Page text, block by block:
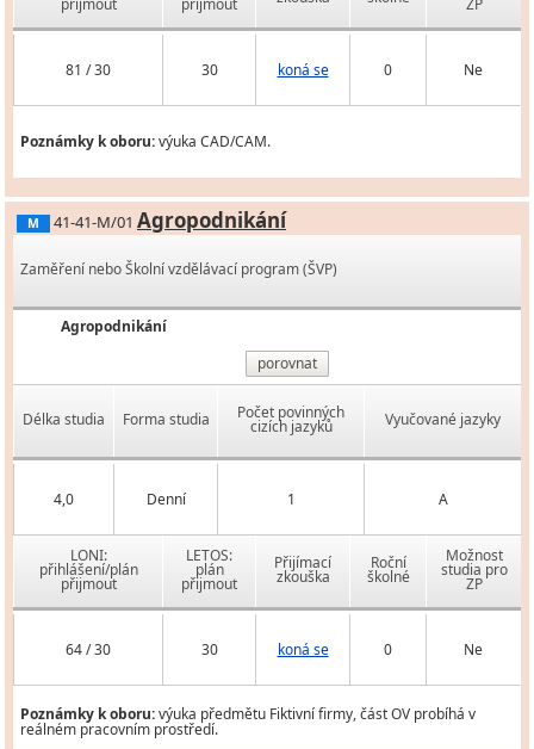
přijmout přijmout ZP
81 / 30 30 koná se 0 Ne
Poznámky k oboru:výuka CAD/CAM.
M 41-41-M/01 Agropodnikání
Zaměření nebo Školní vzdělávací program (ŠVP)
Agropodnikání
porovnat
Délka studia Forma studia Počet povinných
cizích jazyků Vyučované jazyky
4,0 Denní 1 A
LONI:
přihlášení/plán
přijmout
LETOS:
plán
přijmout
Přijímací
zkouška
Roční
školné
Možnost
studia pro
ZP
64 / 30 30 koná se 0 Ne
Poznámky k oboru:výuka předmětu Fiktivní firmy, část OV probíhá v
reálném pracovním prostředí.